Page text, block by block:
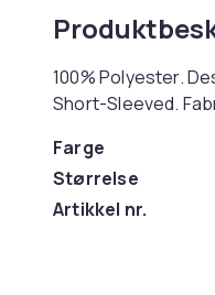
100% Polyester.
Short-Sleeved.
Farge
Størrelse
Artikkel nr.